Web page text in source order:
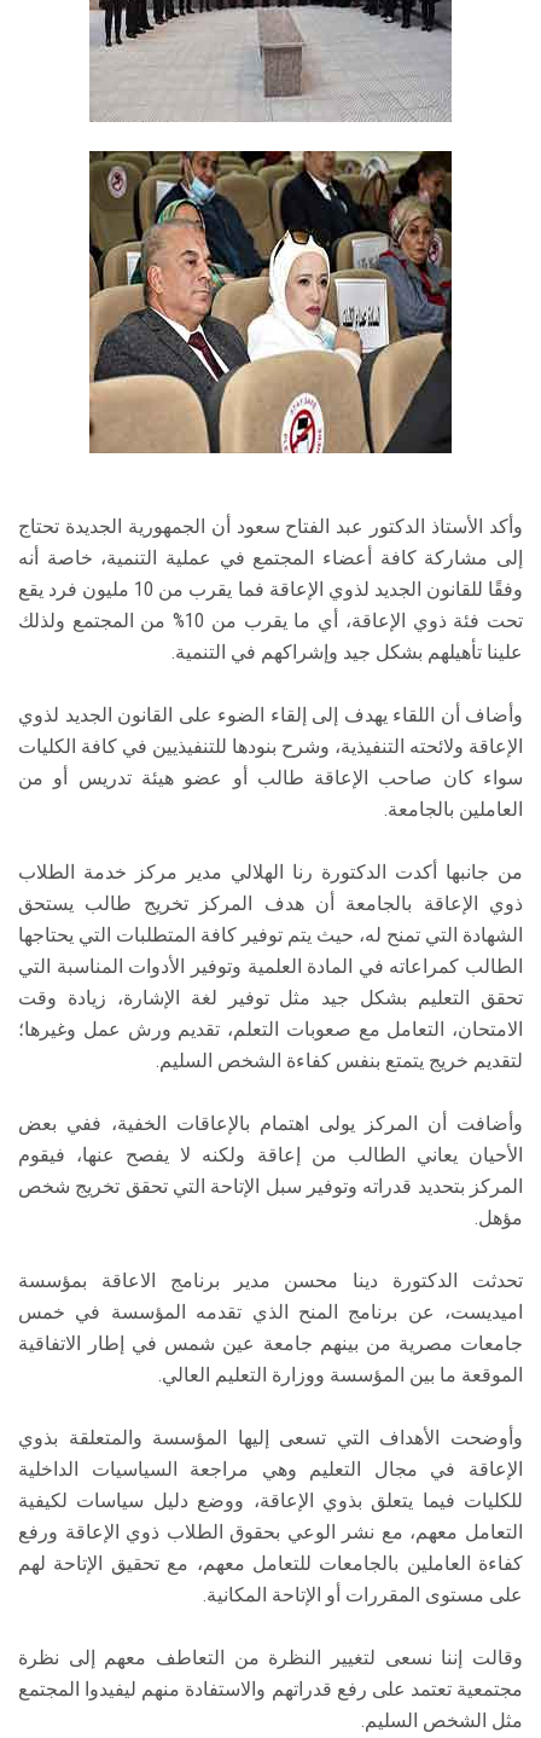
وأكد الأستاذ الدكتور عبد الفتاح سعود أن الجمهورية الجديدة تحتاج
إلى مشاركة كافة أعضاء المجتمع في عملية التنمية، خاصة أنه
وفقًا للقانون الجديد لذوي الإعاقة فما يقرب من 10 مليون فرد يقع
تحت فئة ذوي الإعاقة، أي ما يقرب من 10% من المجتمع ولذلك
علينا تأهيلهم بشكل جيد وإشراكهم في التنمية.
وأضاف أن اللقاء يهدف إلى إلقاء الضوء على القانون الجديد لذوي
الإعاقة ولائحته التنفيذية، وشرح بنودها للتنفيذيين في كافة الكليات
سواء كان صاحب الإعاقة طالب أو عضو هيئة تدريس أو من
العاملين بالجامعة.
من جانبها أكدت الدكتورة رنا الهلالي مدير مركز خدمة الطلاب
ذوي الإعاقة بالجامعة أن هدف المركز تخريج طالب يستحق
الشهادة التي تمنح له، حيث يتم توفير كافة المتطلبات التي يحتاجها
الطالب كمراعاته في المادة العلمية وتوفير الأدوات المناسبة التي
تحقق التعليم بشكل جيد مثل توفير لغة الإشارة، زيادة وقت
الامتحان، التعامل مع صعوبات التعلم، تقديم ورش عمل وغيرها؛
لتقديم خريج يتمتع بنفس كفاءة الشخص السليم.
وأضافت أن المركز يولى اهتمام بالإعاقات الخفية، ففي بعض
الأحيان يعاني الطالب من إعاقة ولكنه لا يفصح عنها، فيقوم
المركز بتحديد قدراته وتوفير سبل الإتاحة التي تحقق تخريج شخص
مؤهل.
تحدثت الدكتورة دينا محسن مدير برنامج الاعاقة بمؤسسة
اميديست، عن برنامج المنح الذي تقدمه المؤسسة في خمس
جامعات مصرية من بينهم جامعة عين شمس في إطار الاتفاقية
الموقعة ما بين المؤسسة ووزارة التعليم العالي.
وأوضحت الأهداف التي تسعى إليها المؤسسة والمتعلقة بذوي
الإعاقة في مجال التعليم وهي مراجعة السياسيات الداخلية
للكليات فيما يتعلق بذوي الإعاقة، ووضع دليل سياسات لكيفية
التعامل معهم، مع نشر الوعي بحقوق الطلاب ذوي الإعاقة ورفع
كفاءة العاملين بالجامعات للتعامل معهم، مع تحقيق الإتاحة لهم
على مستوى المقررات أو الإتاحة المكانية.
وقالت إننا نسعى لتغيير النظرة من التعاطف معهم إلى نظرة
مجتمعية تعتمد على رفع قدراتهم والاستفادة منهم ليفيدوا المجتمع
مثل الشخص السليم.